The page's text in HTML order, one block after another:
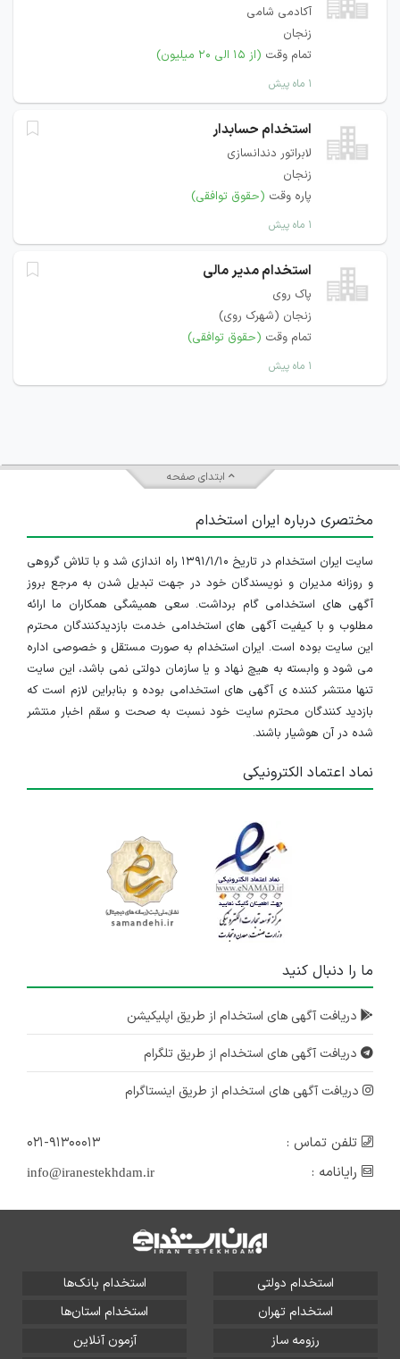
آکادمی شامی
زنجان
تمام وقت (از ۱۵ الی ۲۰ میلیون)
۱ ماه پیش
استخدام حسابدار
لابراتور دندانسازی
زنجان
پاره وقت (حقوق توافقی)
۱ ماه پیش
استخدام مدیر مالی
پاک روی
زنجان (شهرک روی)
تمام وقت (حقوق توافقی)
۱ ماه پیش
ابتدای صفحه
مختصری درباره ایران استخدام
سایت ایران استخدام در تاریخ ۱۳۹۱/۱/۱۰ راه اندازی شد و با تلاش گروهی
و روزانه مدیران و نویسندگان خود در جهت تبدیل شدن به مرجع بروز
آگهی های استخدامی گام برداشت. سعی همیشگی همکاران ما ارائه
مطلوب و با کیفیت آگهی های استخدامی خدمت بازدیدکنندگان محترم
این سایت بوده است. ایران استخدام به صورت مستقل و خصوصی اداره
می شود و وابسته به هیچ نهاد و یا سازمان دولتی نمی باشد، این سایت
تنها منتشر کننده ی آگهی های استخدامی بوده و بنابراین لازم است که
بازدید کنندگان محترم سایت خود نسبت به صحت و سقم اخبار منتشر
شده در آن هوشیار باشند.
نماد اعتماد الکترونیکی
ما را دنبال کنید
دریافت آگهی های استخدام از طریق اپلیکیشن
دریافت آگهی های استخدام از طریق تلگرام
دریافت آگهی های استخدام از طریق اینستاگرام
تلفن تماس :
۰۲۱-۹۱۳۰۰۰۱۳
رایانامه :
info@iranestekhdam.ir
استخدام دولتی
استخدام بانک‌ها
استخدام تهران
استخدام استان‌ها
رزومه ساز
آزمون آنلاین